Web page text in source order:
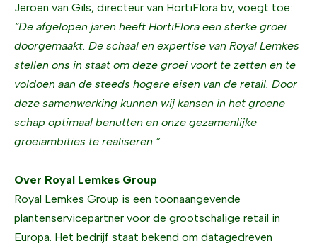
Jeroen van Gils, directeur van HortiFlora bv, voegt toe:
“De afgelopen jaren heeft HortiFlora een sterke groei
doorgemaakt. De schaal en expertise van Royal Lemkes
stellen ons in staat om deze groei voort te zetten en te
voldoen aan de steeds hogere eisen van de retail. Door
deze samenwerking kunnen wij kansen in het groene
schap optimaal benutten en onze gezamenlijke
groeiambities te realiseren.”
Over Royal Lemkes Group
Royal Lemkes Group is een toonaangevende
plantenservicepartner voor de grootschalige retail in
Europa. Het bedrijf staat bekend om datagedreven